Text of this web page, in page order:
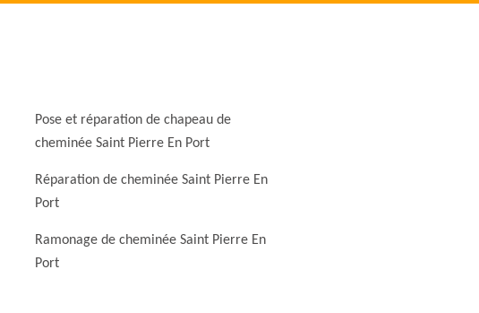
Pose et réparation de chapeau de
cheminée Saint Pierre En Port
Réparation de cheminée Saint Pierre En
Port
Ramonage de cheminée Saint Pierre En
Port